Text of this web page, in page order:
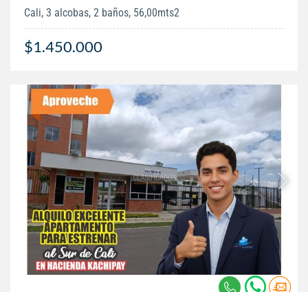
Cali, 3 alcobas, 2 baños, 56,00mts2
$1.450.000